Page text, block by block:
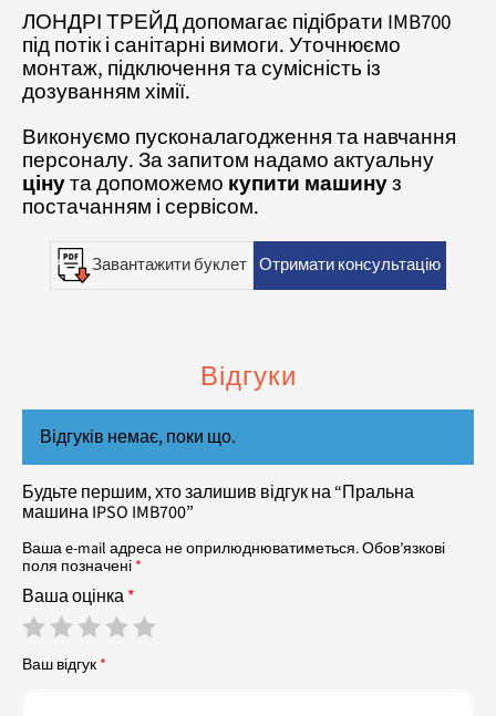
ЛОНДРІ ТРЕЙД допомагає підібрати IMB700
під потік і санітарні вимоги. Уточнюємо
монтаж, підключення та сумісність із
дозуванням хімії.
Виконуємо пусконалагодження та навчання
персоналу. За запитом надамо актуальну
цінута допоможемо купити машинуз
постачанням і сервісом.
Завантажити буклет Отримати консультацію
Відгуки
Відгуків немає, поки що.
Будьте першим, хто залишив відгук на “Пральна
машина IPSO IMB700”
Ваша e-mail адреса не оприлюднюватиметься.Обов’язкові
поля позначені *
Ваша оцінка*
Ваш відгук *